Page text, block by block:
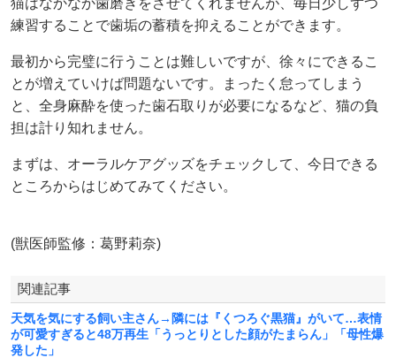
猫はなかなか歯磨きをさせてくれませんが、毎日少しずつ
練習することで歯垢の蓄積を抑えることができます。
最初から完璧に行うことは難しいですが、徐々にできるこ
とが増えていけば問題ないです。まったく怠ってしまう
と、全身麻酔を使った歯石取りが必要になるなど、猫の負
担は計り知れません。
まずは、オーラルケアグッズをチェックして、今日できる
ところからはじめてみてください。
(獣医師監修：葛野莉奈)
関連記事
天気を気にする飼い主さん→隣には『くつろぐ黒猫』がいて…表情
が可愛すぎると48万再生「うっとりとした顔がたまらん」「母性爆
発した」